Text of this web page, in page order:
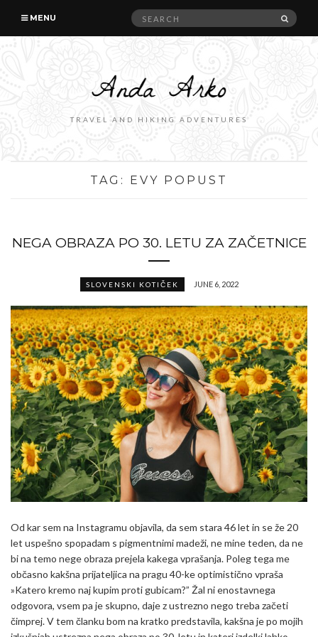
MENU
Search
TRAVEL AND HIKING ADVENTURES
TAG: EVY POPUST
NEGA OBRAZA PO 30. LETU ZA ZAČETNICE
SLOVENSKI KOTIČEK JUNE 6, 2022
Od kar sem na Instagramu objavila, da sem stara 46 let in se že 20
let uspešno spopadam s pigmentnimi madeži, ne mine teden, da ne
bi na temo nege obraza prejela kakega vprašanja. Poleg tega me
občasno kakšna prijateljica na pragu 40-ke optimistično vpraša
»Katero kremo naj kupim proti gubicam?” Žal ni enostavnega
odgovora, vsem pa je skupno, daje z ustrezno nego treba začeti
čimprej. V tem članku bom na kratko predstavila, kakšna je po mojih